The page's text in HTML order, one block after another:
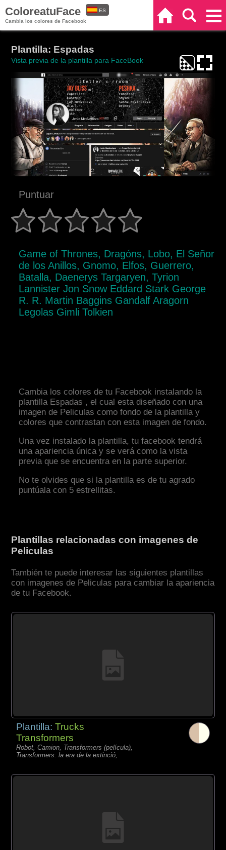
ColoreatuFace
Cambia los colores de Facebook
ES
Plantilla: Espadas
Vista previa de la plantilla para FaceBook
Puntuar
Game of Thrones, Dragóns, Lobo, El Señor
de los Anillos, Gnomo, Elfos, Guerrero,
Batalla, Daenerys Targaryen, Tyrion
Lannister Jon Snow Eddard Stark George
R. R. Martin Baggins Gandalf Aragorn
Legolas Gimli Tolkien
Cambia los colores de tu Facebook instalando la
plantilla Espadas , el cual esta diseñado con una
imagen de Peliculas como fondo de la plantilla y
colores que contrastan con esta imagen de fondo.
Una vez instalado la plantilla, tu facebook tendrá
una apariencia única y se verá como la vista
previa que se encuentra en la parte superior.
No te olvides que si la plantilla es de tu agrado
puntúala con 5 estrellitas.
Plantillas relacionadas con imagenes de
Peliculas
También te puede interesar las siguientes plantillas
con imagenes de Peliculas para cambiar la apariencia
de tu Facebook.
Plantilla:Trucks
Transformers
Robot, Camion, Transformers (película),
Transformers: la era de la extinció,